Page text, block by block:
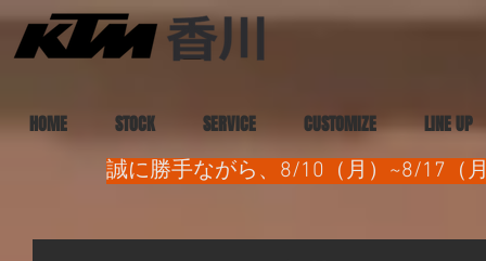
HOME STOCK SERVICE CUSTOMIZE LINE UP
誠に勝手ながら、8/10（月）~8/17（